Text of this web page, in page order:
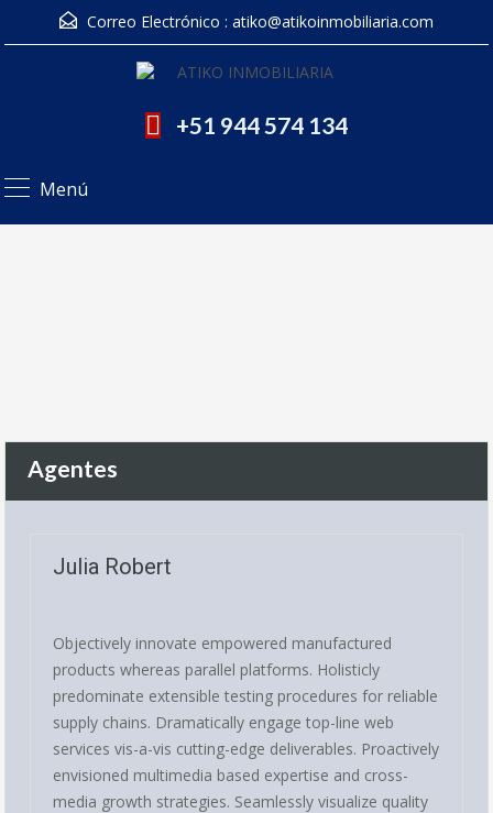
Correo Electrónico : atiko@atikoinmobiliaria.com
+51 944 574 134
Menú
Agentes
Julia Robert
Objectively innovate empowered manufactured
products whereas parallel platforms. Holisticly
predominate extensible testing procedures for reliable
supply chains. Dramatically engage top-line web
services vis-a-vis cutting-edge deliverables. Proactively
envisioned multimedia based expertise and cross-
media growth strategies. Seamlessly visualize quality